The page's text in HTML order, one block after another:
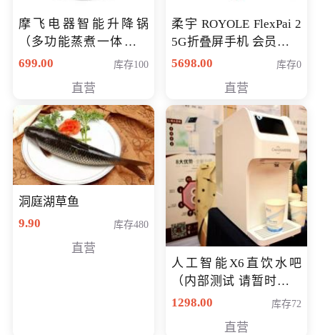
摩飞电器智能升降锅
（多功能蒸煮一体锅）
（智能升降养生锅） 会
699.00 库存100
直营
柔宇 ROYOLE FlexPai 2
5G折叠屏手机 会员专享
购买价格 4998元
5698.00 库存0
直营
洞庭湖草鱼
9.90
库存480
直营
人工智能X6直饮水吧
（内部测试 请暂时不要
购买）
1298.00 库存72
直营